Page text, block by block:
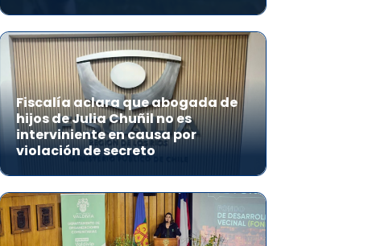
Fiscalía aclara que abogada de
hijos de Julia Chuñil no es
interviniente en causa por
violación de secreto